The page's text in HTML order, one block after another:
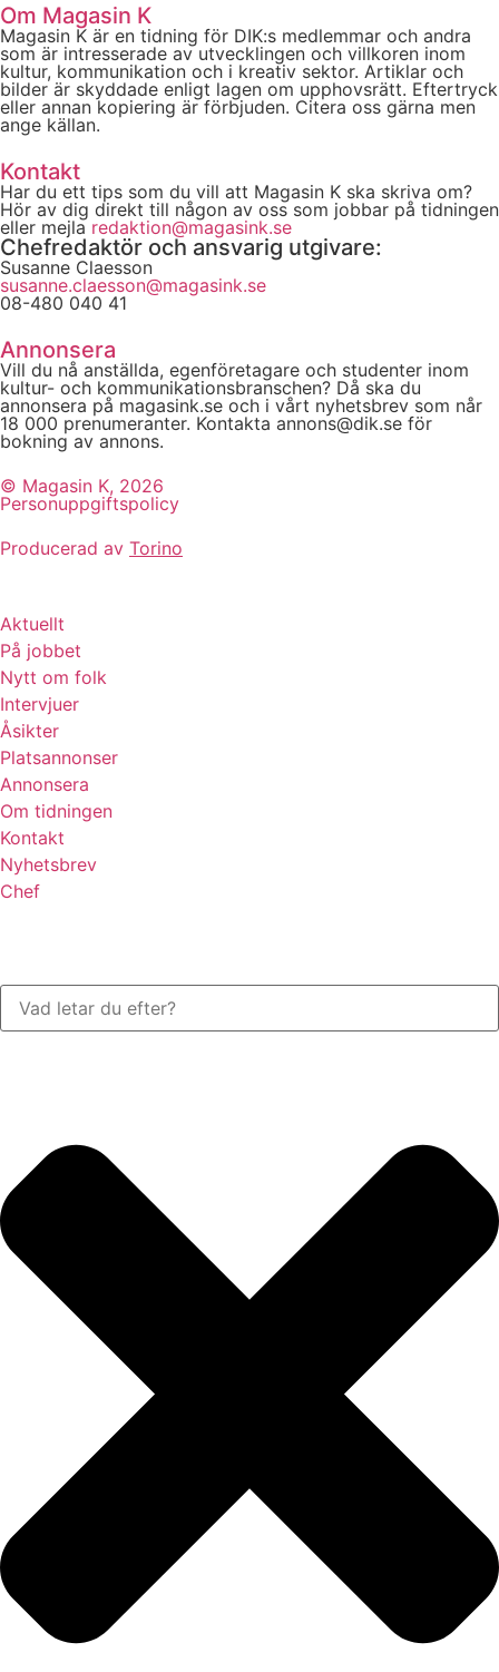
Om Magasin K
Magasin K är en tidning för DIK:s medlemmar och andra
som är intresserade av utvecklingen och villkoren inom
kultur, kommunikation och i kreativ sektor. Artiklar och
bilder är skyddade enligt lagen om upphovsrätt. Eftertryck
eller annan kopiering är förbjuden. Citera oss gärna men
ange källan.
Kontakt
Har du ett tips som du vill att Magasin K ska skriva om?
Hör av dig direkt till någon av oss som jobbar på tidningen
eller mejla redaktion@magasink.se
Chefredaktör och ansvarig utgivare:
Susanne Claesson
susanne.claesson@magasink.se
08-480 040 41
Annonsera
Vill du nå anställda, egenföretagare och studenter inom
kultur- och kommunikationsbranschen? Då ska du
annonsera på magasink.se och i vårt nyhetsbrev som når
18 000 prenumeranter. Kontakta annons@dik.se för
bokning av annons.
© Magasin K, 2026
Personuppgiftspolicy
Producerad av Torino
Aktuellt
På jobbet
Nytt om folk
Intervjuer
Åsikter
Platsannonser
Annonsera
Om tidningen
Kontakt
Nyhetsbrev
Chef